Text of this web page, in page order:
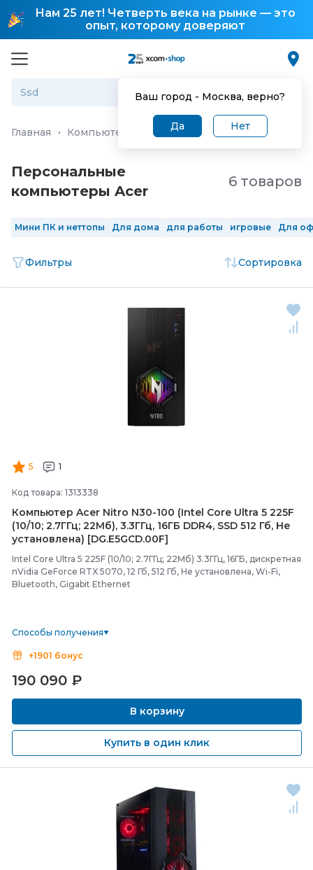
Нам 25 лет! Четверть века на рынке — это
опыт, которому доверяют
Ваш город - Москва, верно?
Да Нет
Главная · Компьютеры и ноутбуки Персональные
Персональные
компьютеры Acer
6 товаров
Мини ПК и неттопы Для дома для работы игровые Для
Фильтры Сортировка
5 1
Код товара: 1313338
Компьютер Acer Nitro N30-100 (Intel Core Ultra 5 225F
(10/10; 2.7ГГц; 22Мб), 3.3ГГц, 16ГБ DDR4, SSD 512 Гб, Не
установлена) [DG.E5GCD.00F]
Intel Core Ultra 5 225F (10/10; 2.7ГГц; 22Мб) 3.3ГГц, 16ГБ, дискретная
nVidia GeForce RTX 5070, 12 Гб, 512 Гб, Не установлена, Wi-Fi,
Bluetooth, Gigabit Ethernet
Способы получения
+1901 бонус
190 090 ₽
В корзину
Купить в один клик